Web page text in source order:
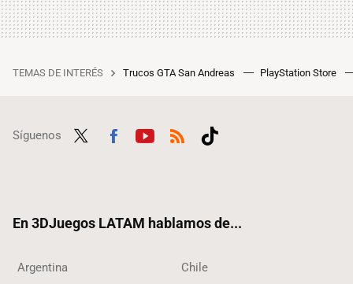
TEMAS DE INTERÉS Trucos GTA San Andreas PlayStation Store
Síguenos
En 3DJuegos LATAM hablamos de...
Argentina Chile